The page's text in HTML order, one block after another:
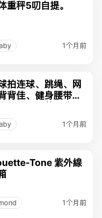
重秤5叨自提。
1个月前
拍连球、跳绳、网
背佳、健身腰带、
1个月前
Tone 紫外線
1个月前